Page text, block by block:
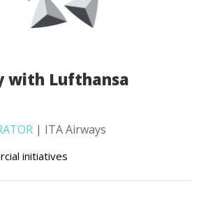
with Lufthansa
| ITA Airways
initiatives